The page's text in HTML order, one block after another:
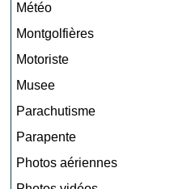
Météo
Montgolfières
Motoriste
Musee
Parachutisme
Parapente
Photos aériennes